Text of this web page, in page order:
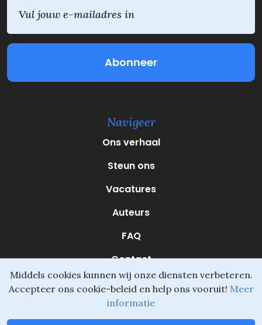
m
i
l
V
i
t
Navigeer
Ons verhaal
Steun ons
Vacatures
Auteurs
FAQ
Contact
Middels cookies kunnen wij onze diensten verbeteren.
Accepteer ons cookie-beleid en help ons vooruit! Meer
informatie